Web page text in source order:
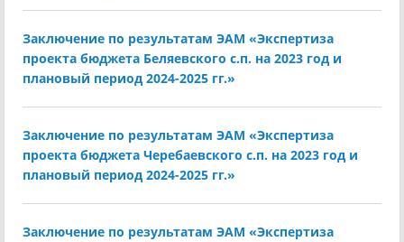
Заключение по результатам ЭАМ «Экспертиза
проекта бюджета Беляевского с.п. на 2023 год и
плановый период 2024-2025 гг.»
Заключение по результатам ЭАМ «Экспертиза
проекта бюджета Черебаевского с.п. на 2023 год и
плановый период 2024-2025 гг.»
Заключение по результатам ЭАМ «Экспертиза